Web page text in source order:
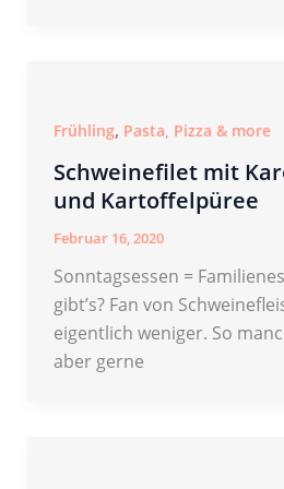
Frühling, Pasta, Pizza & more
Schweinefilet mit
und Kartoffelpüree
Februar 16, 2020
Sonntagsessen =
gibt’s? Fan von
eigentlich weniger. So
aber gerne